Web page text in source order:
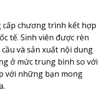
chương trình kết hợp
tế. Sinh viên được rèn
và sản xuất nội dung
ở mức trung bình so với
với những bạn mong